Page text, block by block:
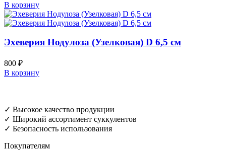
В корзину
Эхеверия Нодулоза (Узелковая) D 6,5 см
800 ₽
В корзину
✓ Высокое качество продукции
✓ Широкий ассортимент суккулентов
✓ Безопасность использования
Покупателям